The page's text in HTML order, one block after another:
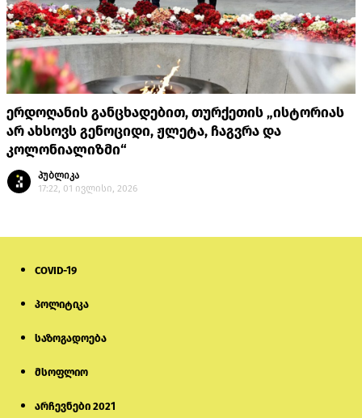
ერდოღანის განცხადებით, თურქეთის „ისტორიას
არ ახსოვს გენოციდი, ჟლეტა, ჩაგვრა და
კოლონიალიზმი“
პუბლიკა
17:22, 01 ივლისი, 2026
COVID-19
პოლიტიკა
საზოგადოება
მსოფლიო
არჩევნები 2021